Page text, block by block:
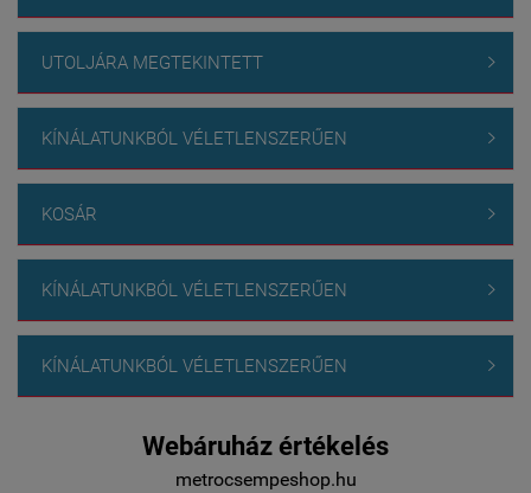
UTOLJÁRA MEGTEKINTETT 
KÍNÁLATUNKBÓL VÉLETLENSZERŰEN 
KOSÁR 
KÍNÁLATUNKBÓL VÉLETLENSZERŰEN 
KÍNÁLATUNKBÓL VÉLETLENSZERŰEN 
Webáruház értékelés
metrocsempeshop.hu